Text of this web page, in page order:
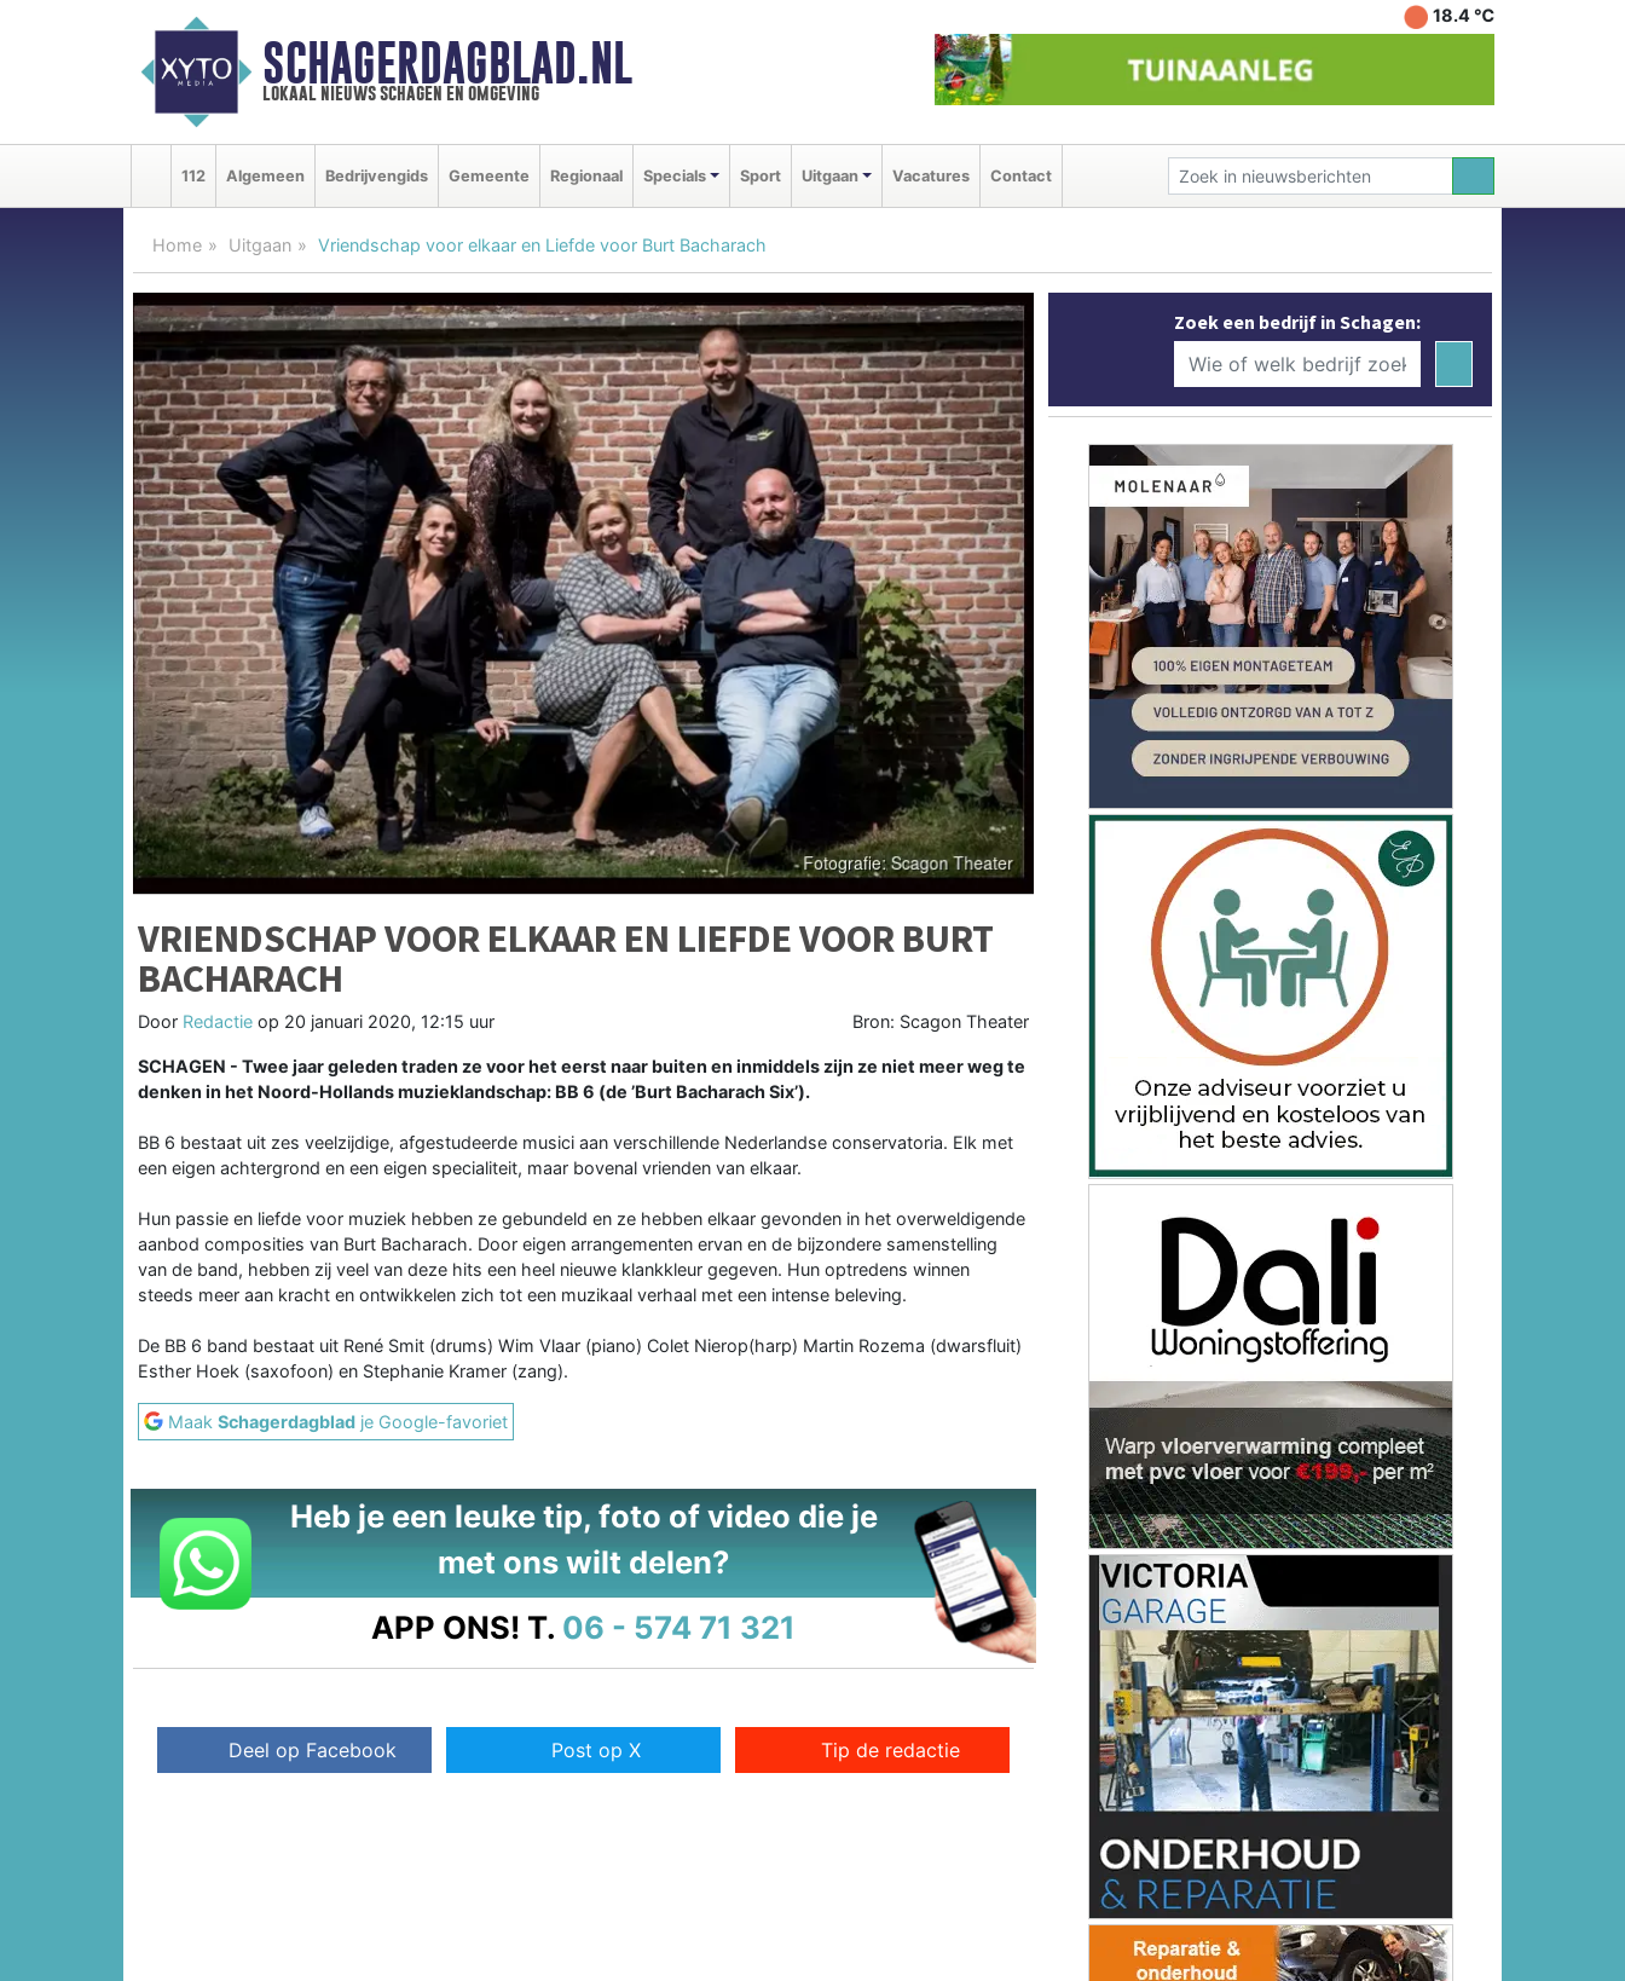
SCHAGERDAGBLAD.NL
lokaal nieuws schagen en omgeving
18.4 ℃
112 Algemeen Bedrijvengids Gemeente Regionaal Specials Sport Uitgaan Vacatures Contact
Home Uitgaan Vriendschap voor elkaar en Liefde voor Burt Bacharach
VRIENDSCHAP VOOR ELKAAR EN LIEFDE VOOR BURT
BACHARACH
Door Redactie op 20 januari 2020, 12:15 uur Bron: Scagon Theater
SCHAGEN - Twee jaar geleden traden ze voor het eerst naar buiten en inmiddels zijn ze niet meer weg te
denken in het Noord-Hollands muzieklandschap: BB 6 (de ’Burt Bacharach Six’).
BB 6 bestaat uit zes veelzijdige, afgestudeerde musici aan verschillende Nederlandse conservatoria. Elk met
een eigen achtergrond en een eigen specialiteit, maar bovenal vrienden van elkaar.
Hun passie en liefde voor muziek hebben ze gebundeld en ze hebben elkaar gevonden in het overweldigende
aanbod composities van Burt Bacharach. Door eigen arrangementen ervan en de bijzondere samenstelling
van de band, hebben zij veel van deze hits een heel nieuwe klankkleur gegeven. Hun optredens winnen
steeds meer aan kracht en ontwikkelen zich tot een muzikaal verhaal met een intense beleving.
De BB 6 band bestaat uit René Smit (drums) Wim Vlaar (piano) Colet Nierop(harp) Martin Rozema (dwarsfluit)
Esther Hoek (saxofoon) en Stephanie Kramer (zang).
Maak Schagerdagblad je Google-favoriet
Heb je een leuke tip, foto of video die je
met ons wilt delen?
APP ONS! T. 06 - 574 71 321
Deel op Facebook Post op X Tip de redactie
Zoek een bedrijf in Schagen: